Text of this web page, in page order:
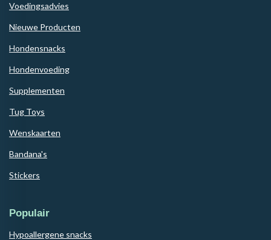
Voedingsadvies
Nieuwe Producten
Hondensnacks
Hondenvoeding
Supplementen
Tug Toys
Wenskaarten
Bandana's
Stickers
Populair
Hypoallergene snacks